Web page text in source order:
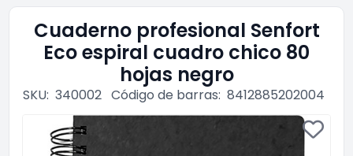
Cuaderno profesional Senfort
Eco espiral cuadro chico 80
hojas negro
SKU: 340002 Código de barras: 8412885202004